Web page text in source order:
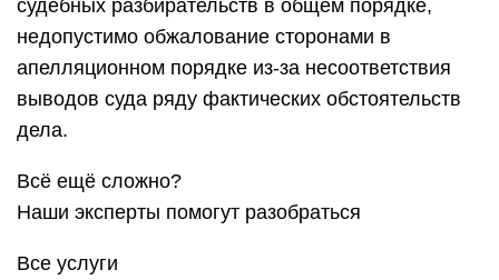
судебных разбирательств в общем порядке,
недопустимо обжалование сторонами в
апелляционном порядке из-за несоответствия
выводов суда ряду фактических обстоятельств
дела.
Всё ещё сложно?
Наши эксперты помогут разобраться
Все услуги